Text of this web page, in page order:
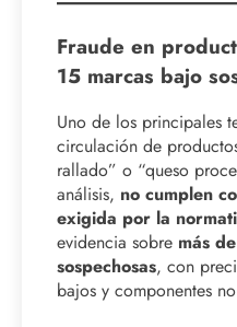
Fraude en
15 marcas bajo
Uno de los principales
circulación de
rallado” o “queso
análisis, no cumplen
exigida por la
evidencia sobre más
sospechosas, con
bajos y componentes